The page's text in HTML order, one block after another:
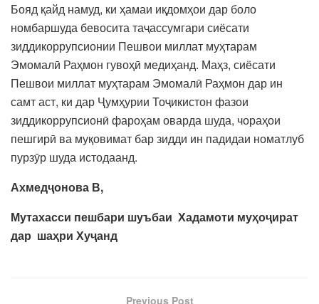
Бояд қайд намуд, ки ҳамаи иқдомҳои дар боло
номбаршуда бевосита таҷассумгари сиёсати
зиддикоррупсионии Пешвои миллат муҳтарам
Эмомалӣ Раҳмон гувоҳӣ медиҳанд. Маҳз, сиёсати
Пешвои миллат муҳтарам Эмомалӣ Раҳмон дар ин
самт аст, ки дар Ҷумҳурии Тоҷикистон фазои
зиддикоррупсионӣ фароҳам оварда шуда, чораҳои
пешгирӣ ва муқовимат бар зидди ин падидаи номатлуб
пурзӯр шуда истодаанд.
Ахмедҷонова В,
Мутахасси пешбари шуъбаи Хадамоти муҳоҷират
дар шаҳри Хуҷанд
Previous Post